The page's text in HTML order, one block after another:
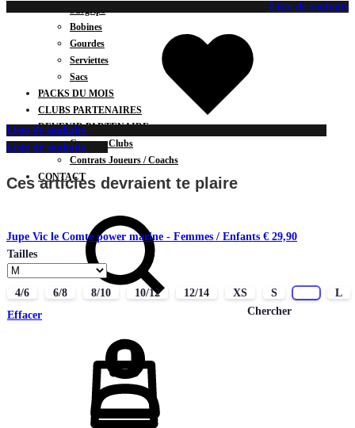
Surgrips
Bobines
Gourdes
Serviettes
Sacs
PACKS DU MOIS
CLUBS PARTENAIRES
DEVENIR PARTENAIRE
Contrats Clubs
Contrats Joueurs / Coachs
CONTACT
Chercher
Liste de souhaits
Liste de souhaits
Liste de souhaits
Ces articles devraient te plaire
Jupe Vic le Comte power marine - Femmes / Enfants € 29,90
Tailles
4/6 6/8 8/10 10/12 12/14 XS S
L
Effacer